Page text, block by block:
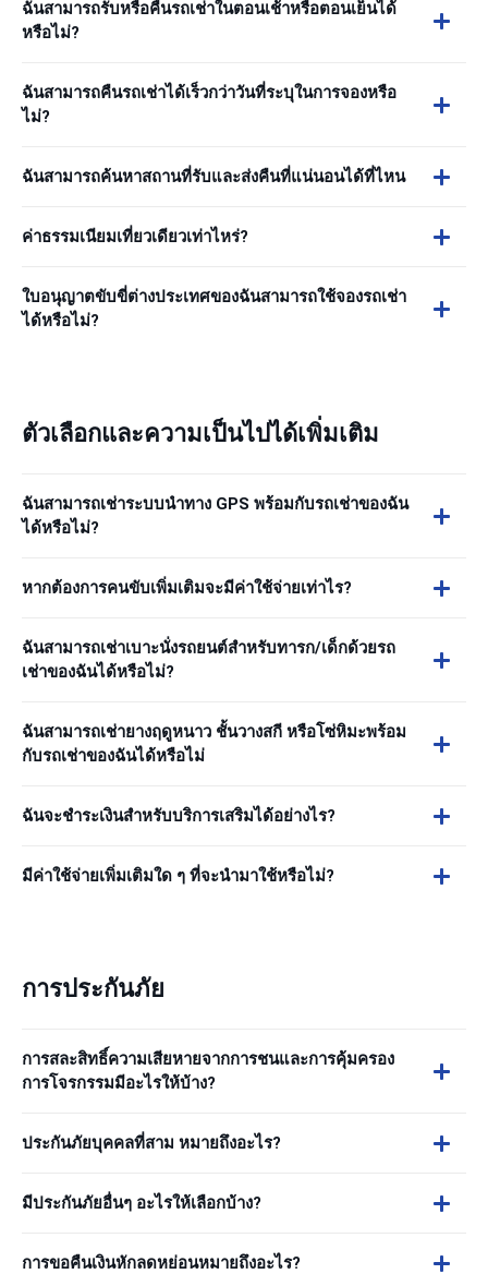
ฉันสามารถรับหรือคืนรถเช่าในตอนเช้าหรือตอนเย็นได้
หรือไม่?
ฉันสามารถคืนรถเช่าได้เร็วกว่าวันที่ระบุในการจองหรือ
ไม่?
ฉันสามารถค้นหาสถานที่รับและส่งคืนที่แน่นอนได้ที่ไหน
ค่าธรรมเนียมเที่ยวเดียวเท่าไหร่?
ใบอนุญาตขับขี่ต่างประเทศของฉันสามารถใช้จองรถเช่า
ได้หรือไม่?
ตัวเลือกและความเป็นไปได้เพิ่มเติม
ฉันสามารถเช่าระบบนำทาง GPS พร้อมกับรถเช่าของฉัน
ได้หรือไม่?
หากต้องการคนขับเพิ่มเติมจะมีค่าใช้จ่ายเท่าไร?
ฉันสามารถเช่าเบาะนั่งรถยนต์สำหรับทารก/เด็กด้วยรถ
เช่าของฉันได้หรือไม่?
ฉันสามารถเช่ายางฤดูหนาว ชั้นวางสกี หรือโซ่หิมะพร้อม
กับรถเช่าของฉันได้หรือไม่
ฉันจะชำระเงินสำหรับบริการเสริมได้อย่างไร?
มีค่าใช้จ่ายเพิ่มเติมใด ๆ ที่จะนำมาใช้หรือไม่?
การประกันภัย
การสละสิทธิ์ความเสียหายจากการชนและการคุ้มครอง
การโจรกรรมมีอะไรให้บ้าง?
ประกันภัยบุคคลที่สาม หมายถึงอะไร?
มีประกันภัยอื่นๆ อะไรให้เลือกบ้าง?
การขอคืนเงินหักลดหย่อนหมายถึงอะไร?